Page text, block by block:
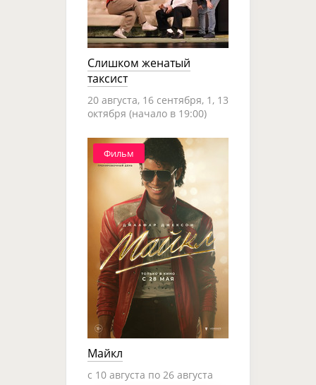
Слишком женатый
таксист
20 августа, 16 сентября, 1, 13
октября (начало в 19:00)
Фильм
Майкл
c 10 августа по 26 августа